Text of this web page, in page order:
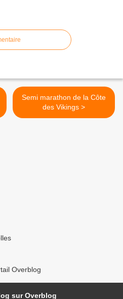
Semi marathon de la Côte
des Vikings >
Overblog
sur Overblog